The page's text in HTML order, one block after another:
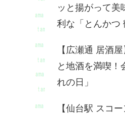
ッと揚がって美
利な「とんかつ
【広瀬通 居酒
と地酒を満喫！
れの日」
【仙台駅 スコ